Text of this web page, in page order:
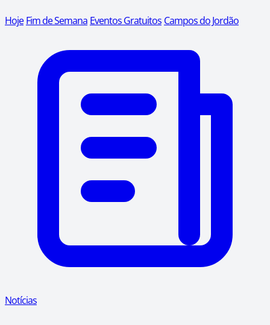
Hoje Fim de Semana Eventos Gratuitos Campos do Jordão
Notícias